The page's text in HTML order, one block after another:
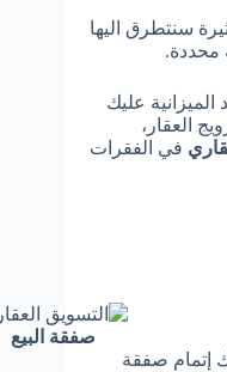
سنتطرق اليها
محددة.
الميزانية عليك
العقار،
في الفقرات
صفقة البيع
إتمام صفقة